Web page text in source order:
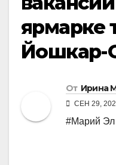
ярмарке
Йошкар-
От Ирина
СЕН 29,
#Марий Эл